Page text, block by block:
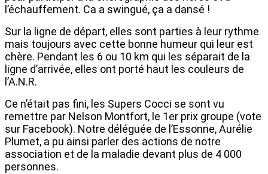
l’échauffement. Ca a swingué, ça a dansé !
Sur la ligne de départ, elles sont parties à leur rythme
mais toujours avec cette bonne humeur qui leur est
chère. Pendant les 6 ou 10 km qui les séparait de la
ligne d’arrivée, elles ont porté haut les couleurs de
l’A.N.R.
Ce n’était pas fini, les Supers Cocci se sont vu
remettre par Nelson Montfort, le 1er prix groupe (vote
sur Facebook). Notre déléguée de l’Essonne, Aurélie
Plumet, a pu ainsi parler des actions de notre
association et de la maladie devant plus de 4 000
personnes.